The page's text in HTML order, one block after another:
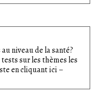
niveau de la santé?
sur les thèmes les
en cliquant ici –